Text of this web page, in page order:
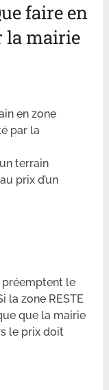
faire en
la mairie
en zone
par la
terrain
prix d’un
le
la zone RESTE
que la mairie
le prix doit